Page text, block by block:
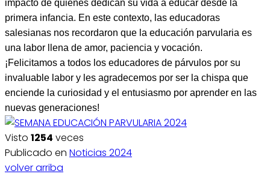
impacto de quienes dedican su vida a educar desde la
primera infancia. En este contexto, las educadoras
salesianas nos recordaron que la educación parvularia es
una labor llena de amor, paciencia y vocación.
¡Felicitamos a todos los educadores de párvulos por su
invaluable labor y les agradecemos por ser la chispa que
enciende la curiosidad y el entusiasmo por aprender en las
nuevas generaciones!
Visto 1254 veces
Publicado en Noticias 2024
volver arriba